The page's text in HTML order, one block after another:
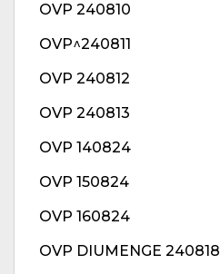
OVP 240810
OVP^240811
OVP 240812
OVP 240813
OVP 140824
OVP 150824
OVP 160824
OVP DIUMENGE 240818